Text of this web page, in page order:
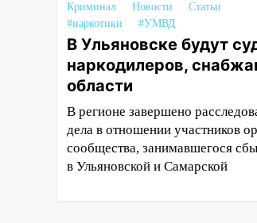
11:17
В Радищевском
сгорели хозяйственные
постройки
11:00 В Канадее горел
дом
10:18 Губернатор
области: уничтожено
беспилотника в регионе
Криминал Новости
Статьи
#наркотики
#УМВД
В Ульяновске будут
наркодилеров,
области
В регионе завершено
дела в отношении участников
сообщества, занимавшегося
в Ульяновской и Самарской